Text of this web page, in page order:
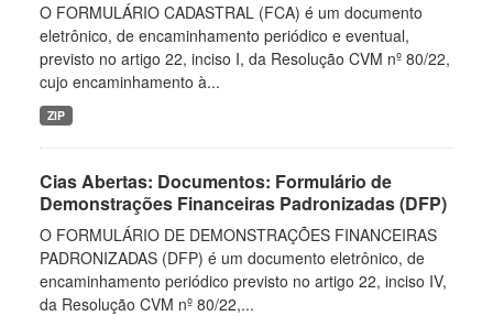
O FORMULÁRIO CADASTRAL (FCA) é um documento
eletrônico, de encaminhamento periódico e eventual,
previsto no artigo 22, inciso I, da Resolução CVM nº 80/22,
cujo encaminhamento à...
ZIP
Cias Abertas: Documentos: Formulário de
Demonstrações Financeiras Padronizadas (DFP)
O FORMULÁRIO DE DEMONSTRAÇÕES FINANCEIRAS
PADRONIZADAS (DFP) é um documento eletrônico, de
encaminhamento periódico previsto no artigo 22, inciso IV,
da Resolução CVM nº 80/22,...